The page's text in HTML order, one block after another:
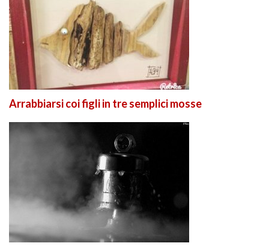
Arrabbiarsi coi figli in tre semplici mosse